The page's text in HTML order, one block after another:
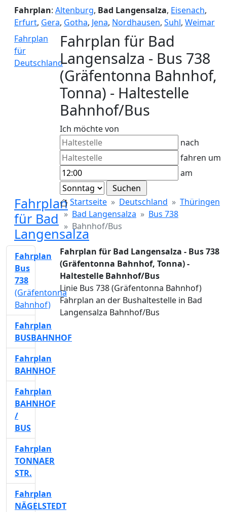
Fahrplan: Altenburg, Bad Langensalza, Eisenach,
Erfurt, Gera, Gotha, Jena, Nordhausen, Suhl, Weimar
Fahrplan
für
Deutschland
Fahrplan für Bad
Langensalza - Bus 738
(Gräfentonna Bahnhof,
Tonna) - Haltestelle
Bahnhof/Bus
Ich möchte von
nach
fahren um
am
Fahrplan
für Bad
Langensalza
Startseite Deutschland
Thüringen
Bad Langensalza
Bus 738
Bahnhof/Bus
Fahrplan für Bad Langensalza - Bus 738
(Gräfentonna Bahnhof, Tonna) -
Haltestelle Bahnhof/Bus
Linie Bus 738 (Gräfentonna Bahnhof)
Fahrplan an der Bushaltestelle in Bad
Langensalza Bahnhof/Bus
Fahrplan
Bus
738
(Gräfentonna
Bahnhof)
Fahrplan
BUSBAHNHOF
Fahrplan
BAHNHOF
Fahrplan
BAHNHOF
/
BUS
Fahrplan
TONNAER
STR.
Fahrplan
NÄGELSTEDT